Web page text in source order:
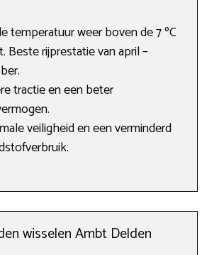
temperatuur weer boven de 7 ºC
Beste rijprestatie van april –
tractie en een beter
veiligheid en een verminderd
wisselen Ambt Delden